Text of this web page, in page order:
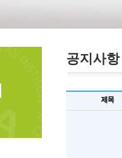
공지사항
제목